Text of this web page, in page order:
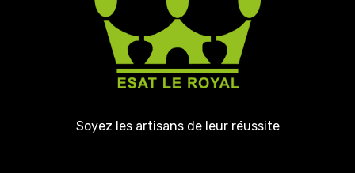
Soyez les artisans de leur réussite